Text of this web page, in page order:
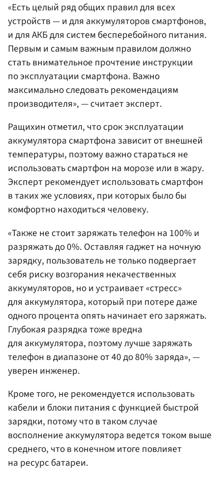
«Есть целый ряд общих правил для всех
устройств — и для аккумуляторов смартфонов,
и для АКБ для систем бесперебойного питания.
Первым и самым важным правилом должно
стать внимательное прочтение инструкции
по эксплуатации смартфона. Важно
максимально следовать рекомендациям
производителя», — считает эксперт.
Ращихин отметил, что срок эксплуатации
аккумулятора смартфона зависит от внешней
температуры, поэтому важно стараться не
использовать смартфон на морозе или в жару.
Эксперт рекомендует использовать смартфон
в таких же условиях, при которых было бы
комфортно находиться человеку.
«Также не стоит заряжать телефон на 100% и
разряжать до 0%. Оставляя гаджет на ночную
зарядку, пользователь не только подвергает
себя риску возгорания некачественных
аккумуляторов, но и устраивает «стресс»
для аккумулятора, который при потере даже
одного процента опять начинает его заряжать.
Глубокая разрядка тоже вредна
для аккумулятора, поэтому лучше заряжать
телефон в диапазоне от 40 до 80% заряда», —
уверен инженер.
Кроме того, не рекомендуется использовать
кабели и блоки питания с функцией быстрой
зарядки, потому что в таком случае
восполнение аккумулятора ведется током выше
среднего, что в конечном итоге повлияет
на ресурс батареи.